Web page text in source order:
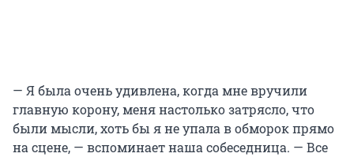
— Я была очень удивлена, когда мне вручили
главную корону, меня настолько затрясло, что
были мысли, хоть бы я не упала в обморок прямо
на сцене, — вспоминает наша собеседница. — Все